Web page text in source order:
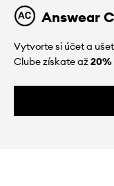
Answear
Vytvorte si účet a
Clube získate až20%